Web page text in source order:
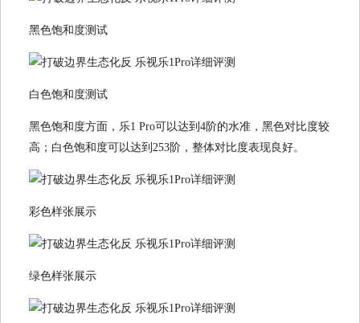
黑色饱和度测试
白色饱和度测试
黑色饱和度方面，乐1 Pro可以达到4阶的水准，黑色对比度较
高；白色饱和度可以达到253阶，整体对比度表现良好。
彩色样张展示
绿色样张展示